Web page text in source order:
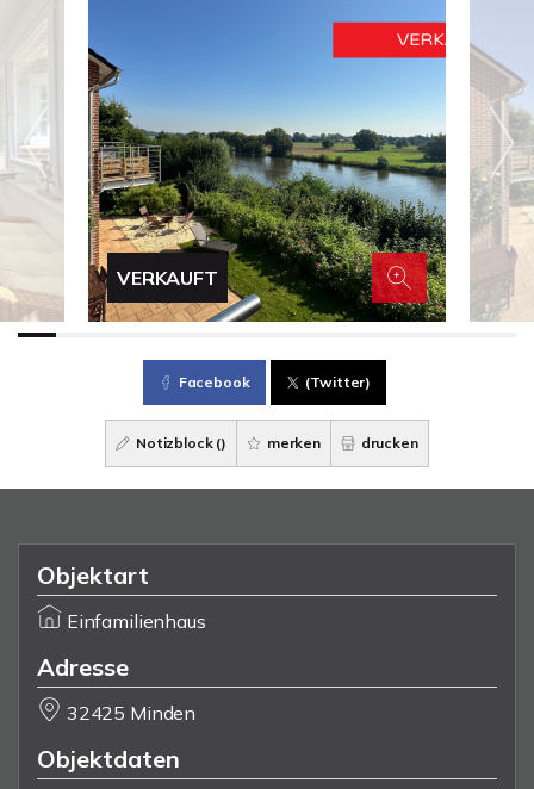
VERKAUFT
Facebook (Twitter)
Notizblock () merken drucken
Objektart
Einfamilienhaus
Adresse
32425 Minden
Objektdaten